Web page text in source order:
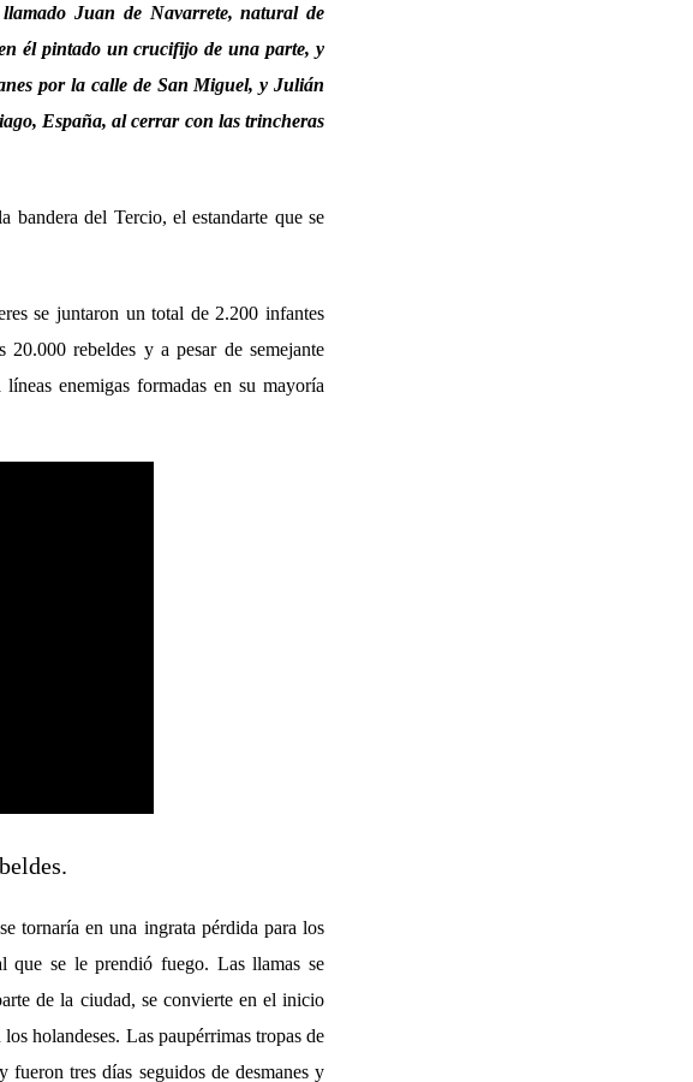
Juan de Navarrete, natural de
él pintado un crucifijo de una parte, y
por la calle de San Miguel, y Julián
España, al cerrar con las trincheras
bandera del Tercio, el estandarte que se
se juntaron un total de 2.200 infantes
rebeldes y a pesar de semejante
enemigas formadas en su mayoría
tornaría en una ingrata pérdida para los
que se le prendió fuego. Las llamas se
de la ciudad, se convierte en el inicio
holandeses. Las paupérrimas tropas de
tres días seguidos de desmanes y